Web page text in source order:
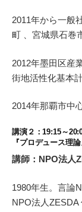
2011年から一般
町 、宮城県石巻
2012年墨田区産
街地活性化基本
2014年那覇市中
講演２：19:15～
『プロデュース理
講師：NPO法
1980年生。言論
NPO法人ZESDA